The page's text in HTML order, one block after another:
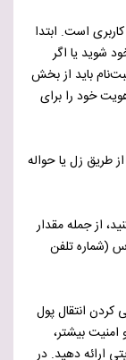
است. ابتدا
شوید یا اگر
باید از بخش
خود را برای
طریق زل یا حواله
از جمله مقدار
(شماره تلفن
کردن انتقال پول
بیشتر،
ارائه دهید. در